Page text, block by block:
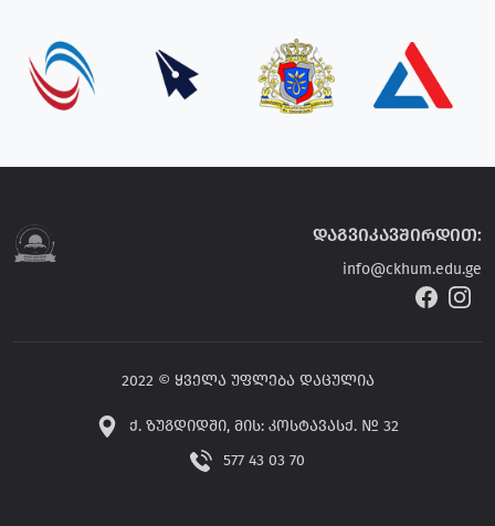
დაგვიკავშირდით:
info@ckhum.edu.ge
2022 © ყველა უფლება დაცულია
ქ. ზუგდიდში, მის: კოსტავასქ. № 32
577 43 03 70